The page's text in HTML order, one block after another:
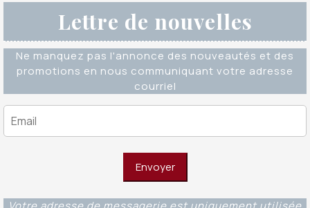
Lettre de nouvelles
Ne manquez pas l'annonce des nouveautés et des
promotions en nous communiquant votre adresse
courriel